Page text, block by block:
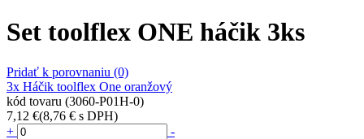
Set toolflex ONE háčik 3ks
Pridať k porovnaniu (0)
3x Háčik toolflex One oranžový
kód tovaru (3060-P01H-0)
7,12 €(8,76 € s DPH)
+
-